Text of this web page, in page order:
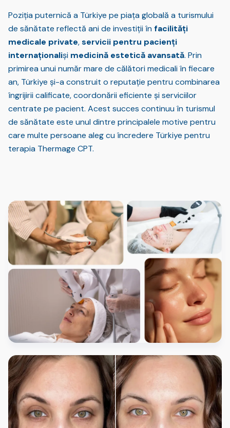
Poziția puternică a Türkiye pe piața globală a turismului
de sănătate reflectă ani de investiții înfacilități
medicale private,servicii pentru pacienți
internaționaliși medicină estetică avansată. Prin
primirea unui număr mare de călători medicali în fiecare
an, Türkiye și-a construit o reputație pentru combinarea
îngrijirii calificate, coordonării eficiente și serviciilor
centrate pe pacient. Acest succes continuu în turismul
de sănătate este unul dintre principalele motive pentru
care multe persoane aleg cu încredere Türkiye pentru
terapia Thermage CPT.